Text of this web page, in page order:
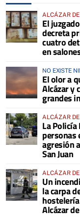
ALCÁZAR
El
decreta
cuatro
en
NO EXISTE
COMARCA
El olor a
Alcázar y
grandes
ALCÁZAR
La
personas
agresión
San Juan
ALCÁZAR
Un
la carpa
Alcázar